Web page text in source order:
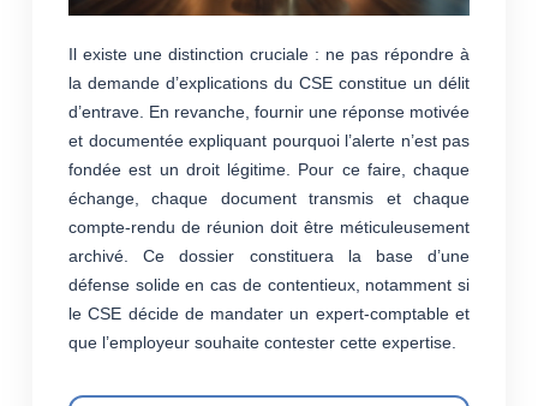
Il existe une distinction cruciale : ne pas répondre à
la demande d’explications du CSE constitue un délit
d’entrave. En revanche, fournir une réponse motivée
et documentée expliquant pourquoi l’alerte n’est pas
fondée est un droit légitime. Pour ce faire, chaque
échange, chaque document transmis et chaque
compte-rendu de réunion doit être méticuleusement
archivé. Ce dossier constituera la base d’une
défense solide en cas de contentieux, notamment si
le CSE décide de mandater un expert-comptable et
que l’employeur souhaite contester cette expertise.